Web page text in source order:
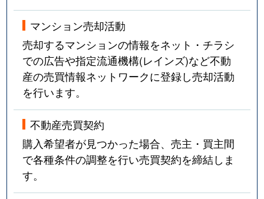
法王町
12,000万円
覚王山
豊年町
4,100万円
千種
星が丘山手
5,400万円
星ケ丘(愛知)
星が丘山手
星が丘山手
穂波町
4,200万円
覚王山
穂波町
マンション売却活動
売却するマンションの情報をネット・チラシ
での広告や指定流通機構(レインズ)など不動
産の売買情報ネットワークに登録し売却活動
を行います。
不動産売買契約
購入希望者が見つかった場合、売主・買主間
で各種条件の調整を行い売買契約を締結しま
す。